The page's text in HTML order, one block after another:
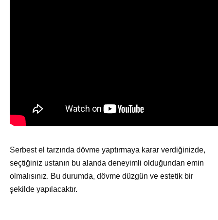
Serbest el tarzında dövme yaptırmaya karar verdiğinizde,
seçtiğiniz ustanın bu alanda deneyimli olduğundan emin
olmalısınız. Bu durumda, dövme düzgün ve estetik bir
şekilde yapılacaktır.